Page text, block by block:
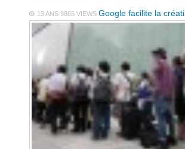
13 ANS9865 VIEWSGoogle facilite la créati